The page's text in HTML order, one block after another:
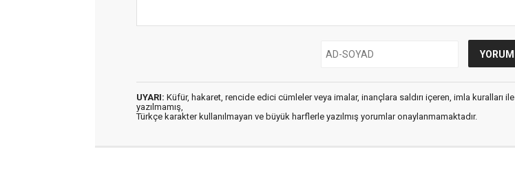
UYARI: Küfür, hakaret, rencide edici cümleler veya imalar, inançlara saldırı içeren, imla kuralları ile
yazılmamış,
Türkçe karakter kullanılmayan ve büyük harflerle yazılmış yorumlar onaylanmamaktadır.